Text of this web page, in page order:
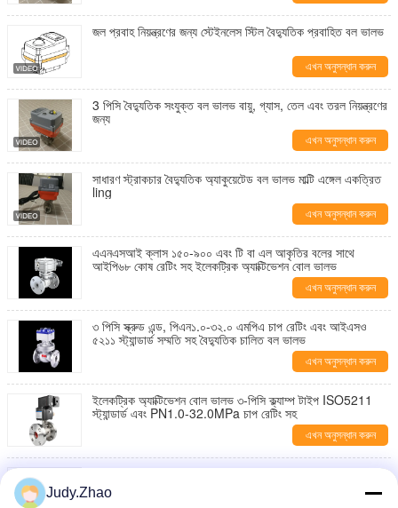
জল প্রবাহ নিয়ন্ত্রণের জন্য স্টেইনলেস স্টিল বৈদ্যুতিক প্রবাহিত বল ভালভ
এখন অনুসন্ধান করুন
3 পিসি বৈদ্যুতিক সংযুক্ত বল ভালভ বায়ু, গ্যাস, তেল এবং তরল নিয়ন্ত্রণের
জন্য
এখন অনুসন্ধান করুন
সাধারণ স্ট্রাকচার বৈদ্যুতিক অ্যাকুয়েটেড বল ভালভ মাল্টি এঙ্গেল একত্রিত
ling
এখন অনুসন্ধান করুন
এএনএসআই ক্লাস ১৫০-৯০০ এবং টি বা এল আকৃতির বলের সাথে
আইপি৬৮ কোষ রেটিং সহ ইলেকট্রিক অ্যাক্টিভেশন বোল ভালভ
এখন অনুসন্ধান করুন
৩ পিসি স্ক্রুড এন্ড, পিএন১.০-৩২.০ এমপিএ চাপ রেটিং এবং আইএসও
৫২১১ স্ট্যান্ডার্ড সম্মতি সহ বৈদ্যুতিক চালিত বল ভালভ
এখন অনুসন্ধান করুন
ইলেকট্রিক অ্যাক্টিভেশন বোল ভালভ ৩-পিসি ক্ল্যাম্প টাইপ ISO5211
স্ট্যান্ডার্ড এবং PN1.0-32.0MPa চাপ রেটিং সহ
এখন অনুসন্ধান করুন
1/2 "~ 12" (DN15 ~ DN300) এবং WCB, CF8, CF8M,
CF3M উপকরণগুলির সাথে 2-পিসি ফ্ল্যাঞ্জড শেষ সহ বৈদ্যুতিক
অ্যাক্টিভেশন বোল ভালভ
Judy.Zhao